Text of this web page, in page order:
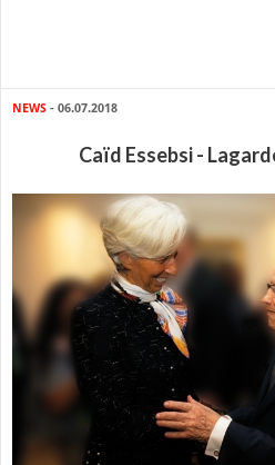
NEWS - 06.07.2018
Caïd Essebsi -